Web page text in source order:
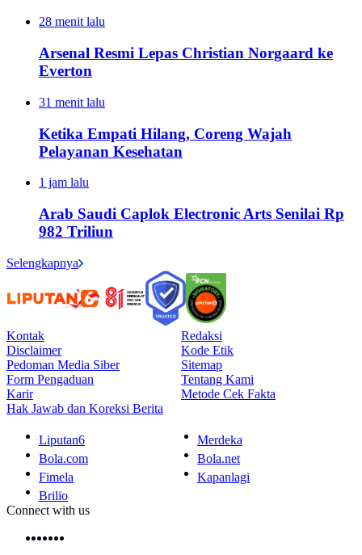
28 menit lalu
Arsenal Resmi Lepas Christian Norgaard ke
Everton
31 menit lalu
Ketika Empati Hilang, Coreng Wajah
Pelayanan Kesehatan
1 jam lalu
Arab Saudi Caplok Electronic Arts Senilai Rp
982 Triliun
Selengkapnya
Kontak
Redaksi
Disclaimer
Kode Etik
Pedoman Media Siber
Sitemap
Form Pengaduan
Tentang Kami
Karir
Metode Cek Fakta
Hak Jawab dan Koreksi Berita
Liputan6
Merdeka
Bola.com
Bola.net
Fimela
Kapanlagi
Brilio
Connect with us